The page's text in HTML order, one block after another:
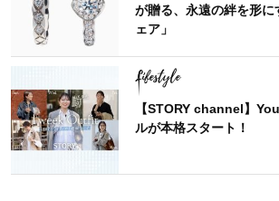
が贈る、永遠の絆を形に
ェア」
Lifestyle
【STORY channel】
ルが本格スタート！